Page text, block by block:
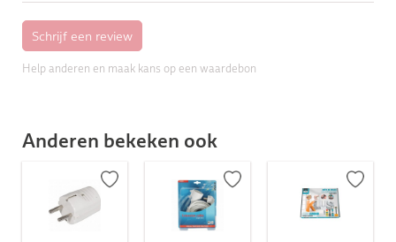
Help anderen en maak kans op een waardebon
Anderen bekeken ook